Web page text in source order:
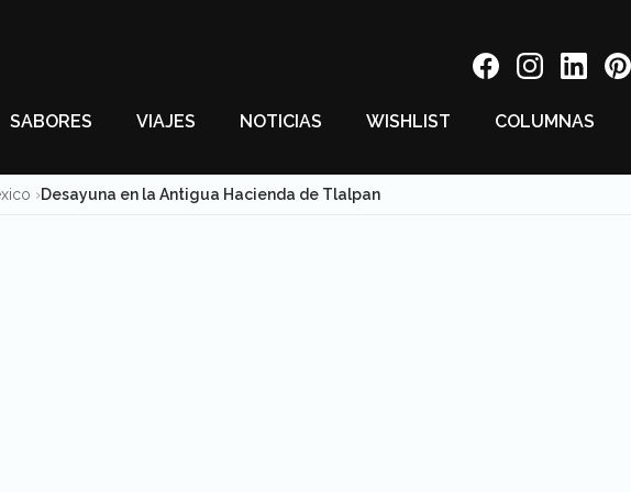
SABORES VIAJES NOTICIAS WISHLIST COLUMNAS
Desayuna en la Antigua Hacienda de Tlalpan